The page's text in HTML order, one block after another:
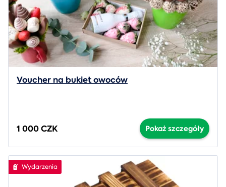
Voucher na bukiet owoców
1 000 CZK Pokaż szczegóły
Wydarzenia